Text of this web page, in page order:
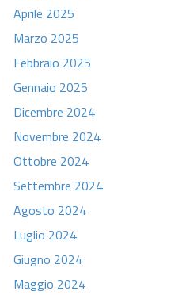
Aprile 2025
Marzo 2025
Febbraio 2025
Gennaio 2025
Dicembre 2024
Novembre 2024
Ottobre 2024
Settembre 2024
Agosto 2024
Luglio 2024
Giugno 2024
Maggio 2024